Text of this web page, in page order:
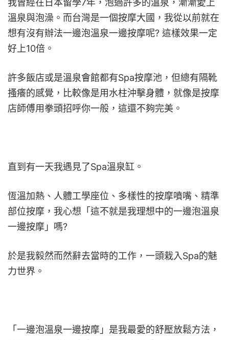
我曾經在日本留學7年，泡過許多的溫泉，漸漸愛上
溫泉與泡澡。而台灣是一個按摩大國，我從以前就在
想有沒有辦法一邊泡溫泉一邊按摩呢? 這樣效果一定
好上10倍。
許多飯店或是溫泉會館都有Spa按摩池，但總有隔靴
搔癢的感覺，比較像是用水柱沖擊身體，就像是按摩
店師傅用拳頭招呼你一般，這還不夠完美。
直到有一天我遇見了Spa溫泉缸。
恆溫加熱、人體工學座位、多樣性的按摩噴嘴、精準
部位按摩，我心想「這不就是我理想中的一邊泡溫泉
一邊按摩」嗎?
於是我毅然而然辭去當時的工作，一頭栽入Spa的魅
力世界。
「一邊泡溫泉一邊按摩」是我最愛的舒壓放鬆方法，